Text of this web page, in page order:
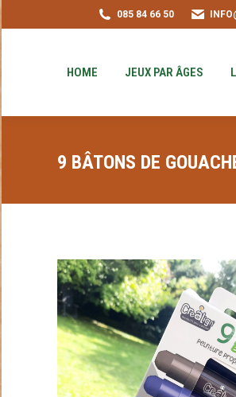
085 84 66 50
HOME JEUX PAR ÂGES
9 BÂTONS DE
HOME JEUX PAR
PUZZLE-ACHAT